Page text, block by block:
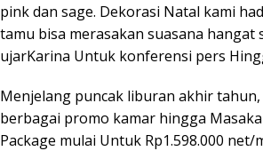
pink dan sage. Dekorasi Natal kami
tamu bisa merasakan suasana
ujarKarina Untuk konferensi pers
Menjelang puncak liburan akhir
berbagai promo kamar hingga
Package mulai Untuk Rp1.598.000